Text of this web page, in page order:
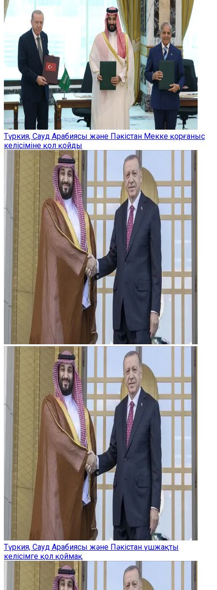
Түркия, Сауд Арабиясы және Пәкістан Мекке қорғаныс
келісіміне қол қойды
Түркия, Сауд Арабиясы және Пәкістан үшжақты
келісімге қол қоймақ